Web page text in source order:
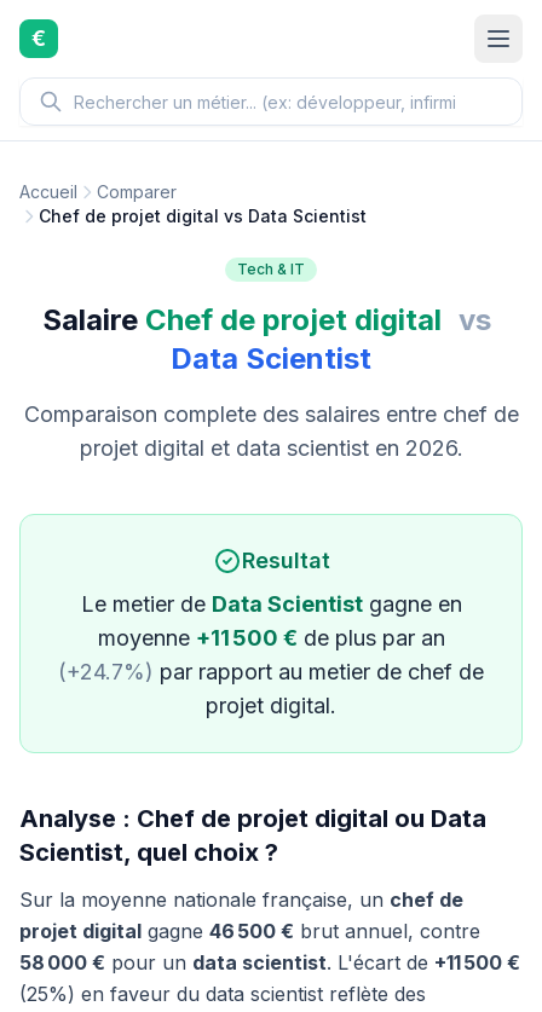
Aller au contenu principal
€
Accueil
Comparer
Chef de projet digital vs Data Scientist
Tech & IT
Salaire Chef de projet digital vs
Data Scientist
Comparaison complete des salaires entre chef de
projet digital et data scientist en 2026.
Resultat
Le metier de Data Scientistgagne en
moyenne +11 500 € de plus par an
(+24.7%) par rapport au metier de chef de
projet digital.
Analyse : Chef de projet digital ou Data
Scientist, quel choix ?
Sur la moyenne nationale française, un chef de
projet digital gagne 46 500 € brut annuel, contre
58 000 € pour un data scientist. L'écart de +11 500 €
(25%) en faveur du data scientist reflète des